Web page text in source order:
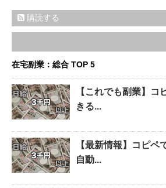
購読する
在宅副業：総合 TOP 5
【これでも副業】コ
きる...
【最新情報】コピペ
自動...